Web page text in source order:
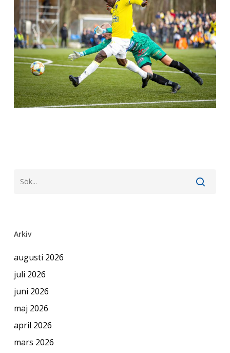
Arkiv
augusti 2026
juli 2026
juni 2026
maj 2026
april 2026
mars 2026